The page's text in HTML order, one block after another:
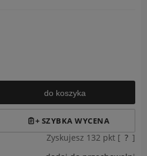
do koszyka
Zyskujesz 132 pkt [ ? ]